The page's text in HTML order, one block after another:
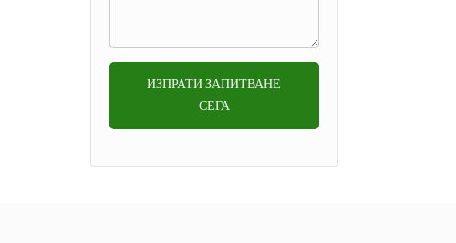
виждане
Калъп за автомобилна
Инжекционна форма за
Форма за стенен рафт за
Мухъл за формоване
Поставете плесен
ИЗПРАТИ ЗАПИТВАНЕ
СЕГА